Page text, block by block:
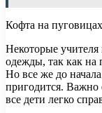
Кофта на пуговицах
Некоторые учителя
одежды, так как на
Но все же до
пригодится. Важно
все дети легко